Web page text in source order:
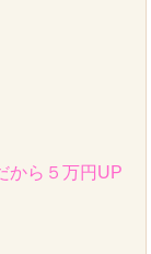
から５万円UP